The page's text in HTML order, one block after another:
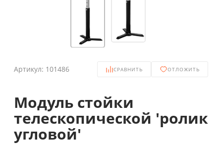
Артикул: 101486 СРАВНИТЬ ОТЛОЖИТЬ
Модуль стойки
телескопической 'ролик
угловой'